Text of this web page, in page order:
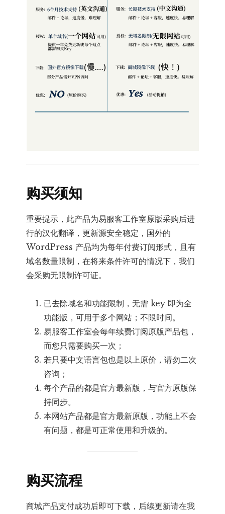
购买须知
重要提示，此产品为易服客工作室原版采购后进
行的汉化翻译，更新源安全稳定，国外的
WordPress 产品均为每年付费订阅形式，且有
域名数量限制，在将来条件许可的情况下，我们
会采购无限制许可证。
已去除域名和功能限制，无需 key 即为全
功能版，可用于多个网站；不限时间。
易服客工作室会每年续费订阅原版产品包，
而您只需要购买一次；
若只要中文语言包也是以上原价，请勿二次
咨询；
每个产品的都是官方最新版，与官方原版保
持同步。
本网站产品都是官方最新原版，功能上不会
有问题，都是可正常使用和升级的。
购买流程
商城产品支付成功后即可下载，后续更新请在我